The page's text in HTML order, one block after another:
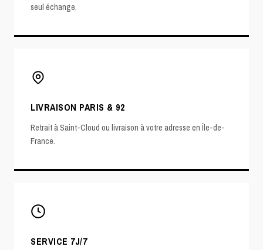
seul échange.
LIVRAISON PARIS & 92
Retrait à Saint-Cloud ou livraison à votre adresse en Île-de-
France.
SERVICE 7J/7